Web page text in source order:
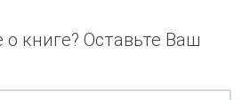
книге? Оставьте Ваш